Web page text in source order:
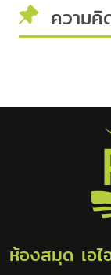
ความคิ
ห้องสมุด เอไ